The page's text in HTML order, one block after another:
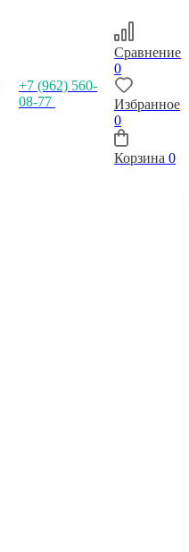
+7 (962) 560-
08-77
Сравнение
0
Избранное
0
Корзина 0